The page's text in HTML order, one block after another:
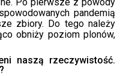
pandemią
zbiory. Do tego należy
obniży poziom plonów,
naszą rzeczywistość.